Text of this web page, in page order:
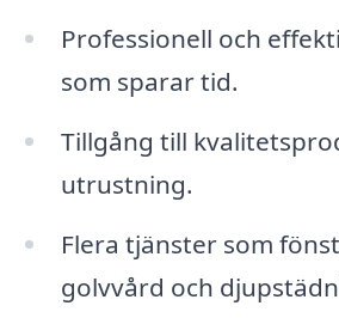
Professionell och
som sparar tid.
Tillgång till
utrustning.
Flera tjänster som
golvvård och